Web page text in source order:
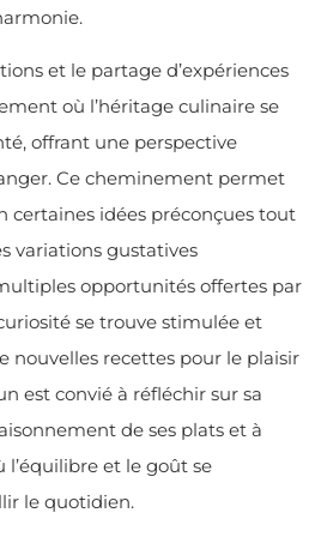
et le partage d’expériences
où l’héritage culinaire se
offrant une perspective
Ce cheminement permet
certaines idées préconçues tout
variations gustatives
opportunités offertes par
se trouve stimulée et
nouvelles recettes pour le plaisir
est convié à réfléchir sur sa
de ses plats et à
et le goût se
le quotidien.